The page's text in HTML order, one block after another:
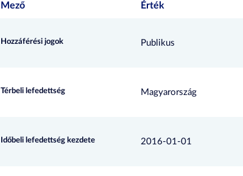
Mező Érték
Hozzáférési jogok Publikus
Térbeli lefedettség Magyarország
Időbeli lefedettség kezdete 2016-01-01